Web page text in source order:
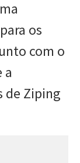
os
com o
a
de Ziping